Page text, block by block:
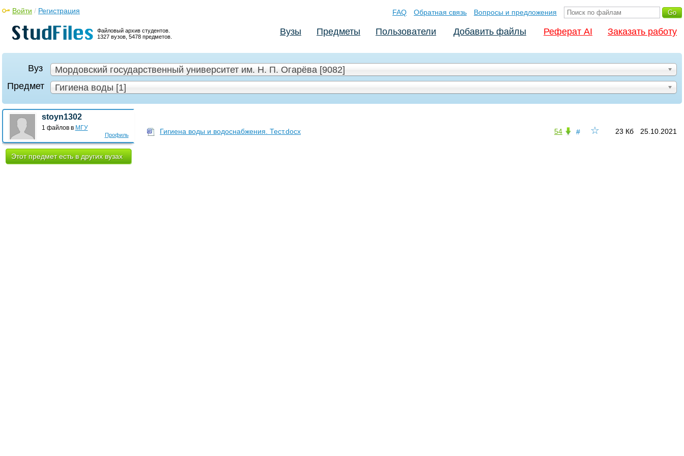
Файловый архив студентов.
1327 вузов, 5478 предметов.
Войти / Регистрация FAQ Обратная связь Вопросы и предложения
Вузы Предметы Пользователи Добавить файлы Реферат AI Заказать работу
Вуз
Мордовский государственный университет им. Н. П. Огарёва [9082]
Предмет
Гигиена воды [1]
Профиль
stoyn1302
1 файлов в МГУ
Этот предмет есть в других вузах
☆
# 25.10.2021
23 Кб
54
Гигиена воды и водоснабжения. Тест.docx